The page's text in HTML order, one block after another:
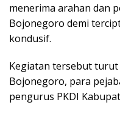
menerima arahan dan
Bojonegoro demi
kondusif.
Kegiatan tersebut
Bojonegoro, para
pengurus PKDI